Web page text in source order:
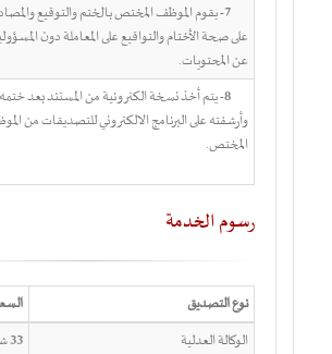
7- يقوم الموظف المختص بالختم والتوقيع والمصادقة
على صحة الأختام والتواقيع على المعاملة دون المسؤولية
عن المحتويات.
يتم أخذ نسخة الكترونية من المستند بعد ختمه،
وأرشفته على البرنامج الالكتروني للتصديقات من الموظف
المختص.
رسوم الخدمة
نوع التصديق
السعر
الوكالة العدلية